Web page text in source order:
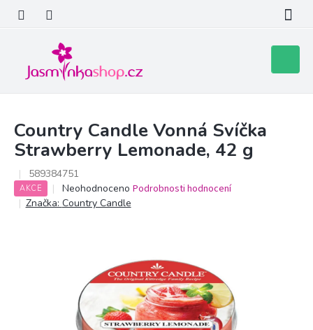
obsah
košík
Country Candle Vonná Svíčka
Strawberry Lemonade, 42 g
589384751
AKCE
Průměrné
hodnocení
hvězdiček.
Neohodnoceno Podrobnosti hodnocení
Značka: Country Candle